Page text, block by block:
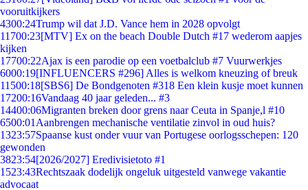
vooruitkijkers
4300:24Trump wil dat J.D. Vance hem in 2028 opvolgt
11700:23[MTV] Ex on the beach Double Dutch #17 wederom aapjes
kijken
17700:22Ajax is een parodie op een voetbalclub #7 Vuurwerkjes
6000:19[INFLUENCERS #296] Alles is welkom kneuzing of breuk
11500:18[SBS6] De Bondgenoten #318 Een klein kusje moet kunnen
17200:16Vandaag 40 jaar geleden... #3
14400:06Migranten breken door grens naar Ceuta in Spanje,l #10
6500:01 Aanbrengen mechanische ventilatie zinvol in oud huis?
1323:57Spaanse kust onder vuur van Portugese oorlogsschepen: 120
gewonden
3823:54[2026/2027] Eredivisietoto #1
1523:43Rechtszaak dodelijk ongeluk uitgesteld vanwege vakantie
advocaat